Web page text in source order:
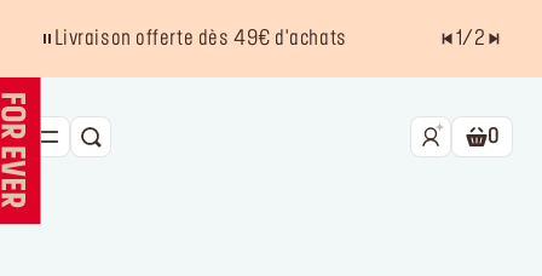
Livraison offerte dès 49€ d'achats 1/2
RECHERCHE
0